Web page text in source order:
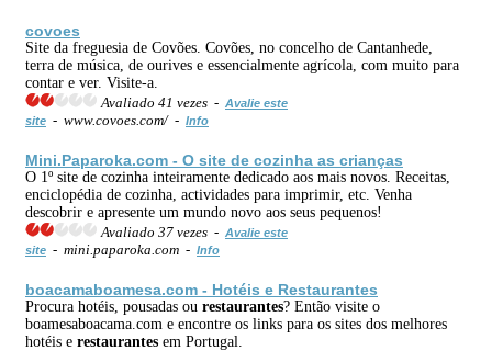
covoes
Site da freguesia de Covões. Covões, no concelho de Cantanhede,
terra de música, de ourives e essencialmente agrícola, com muito para
contar e ver. Visite-a.
Avaliado 41 vezes - Avalie este
site - www.covoes.com/ - Info
Mini.Paparoka.com - O site de cozinha as crianças
O 1º site de cozinha inteiramente dedicado aos mais novos. Receitas,
enciclopédia de cozinha, actividades para imprimir, etc. Venha
descobrir e apresente um mundo novo aos seus pequenos!
Avaliado 37 vezes - Avalie este
site - mini.paparoka.com - Info
boacamaboamesa.com - Hotéis e Restaurantes
Procura hotéis, pousadas ou restaurantes? Então visite o
boamesaboacama.com e encontre os links para os sites dos melhores
hotéis e restaurantes em Portugal.